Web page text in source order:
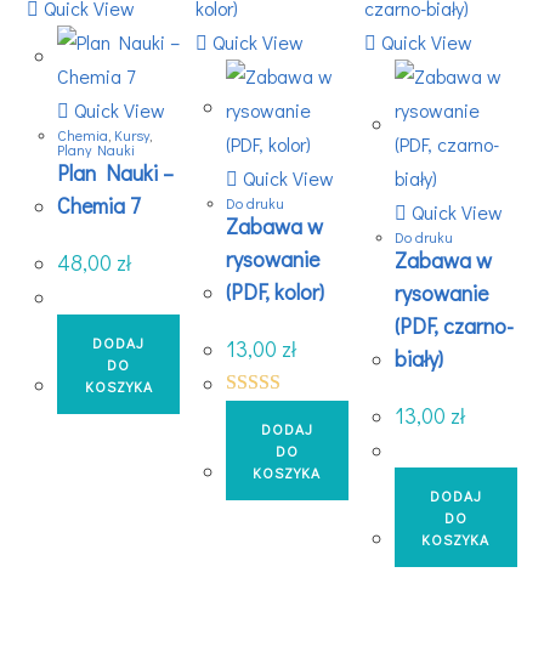
Quick View
Quick View
Chemia Kursy,
Plany Nauki
Plan Nauki –
Chemia 7
48,00 zł
DODAJ
DO
KOSZYKA
Quick View
Quick View
Do druku
Zabawa w
rysowanie
(PDF, kolor)
13,00 zł
na 5
DODAJ
DO
KOSZYKA
Quick View
Quick View
Do druku
Zabawa w
rysowanie
(PDF, czarno-
biały)
13,00 zł
DODAJ
DO
KOSZYKA